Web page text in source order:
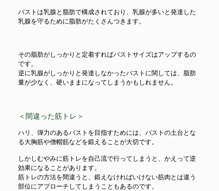
バストは乳腺と脂肪で構成されており、乳腺が多いと発達した
乳腺を守るために脂肪がたくさんつきます。
その脂肪がしっかりと定着すればバストサイズはアップするの
です。
逆に乳腺がしっかりと発達しなかったバストに関しては、脂肪
量が少なく、硬いままになってしまうかもしれません。
＜間違った筋トレ＞
ハリ、弾力のあるバストを目指すためには、バストの土台とな
る大胸筋や僧帽筋などを鍛えることが大切です。
しかしむやみに筋トレを自己流で行ってしまうと、かえって逆
効果になることがあります。
筋トレの方法を間違うと、鍛えなければいけない筋肉とは違う
部位にアプローチしてしまうこともあるのです。